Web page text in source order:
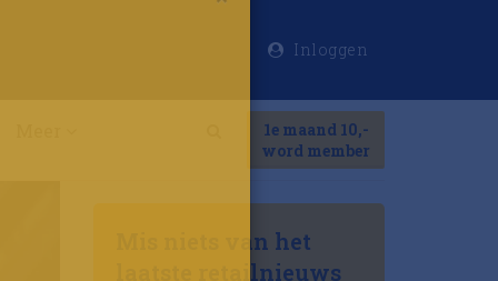
Inloggen
1e maand 10,-
word member
Mis niets van het
laatste retailnieuws